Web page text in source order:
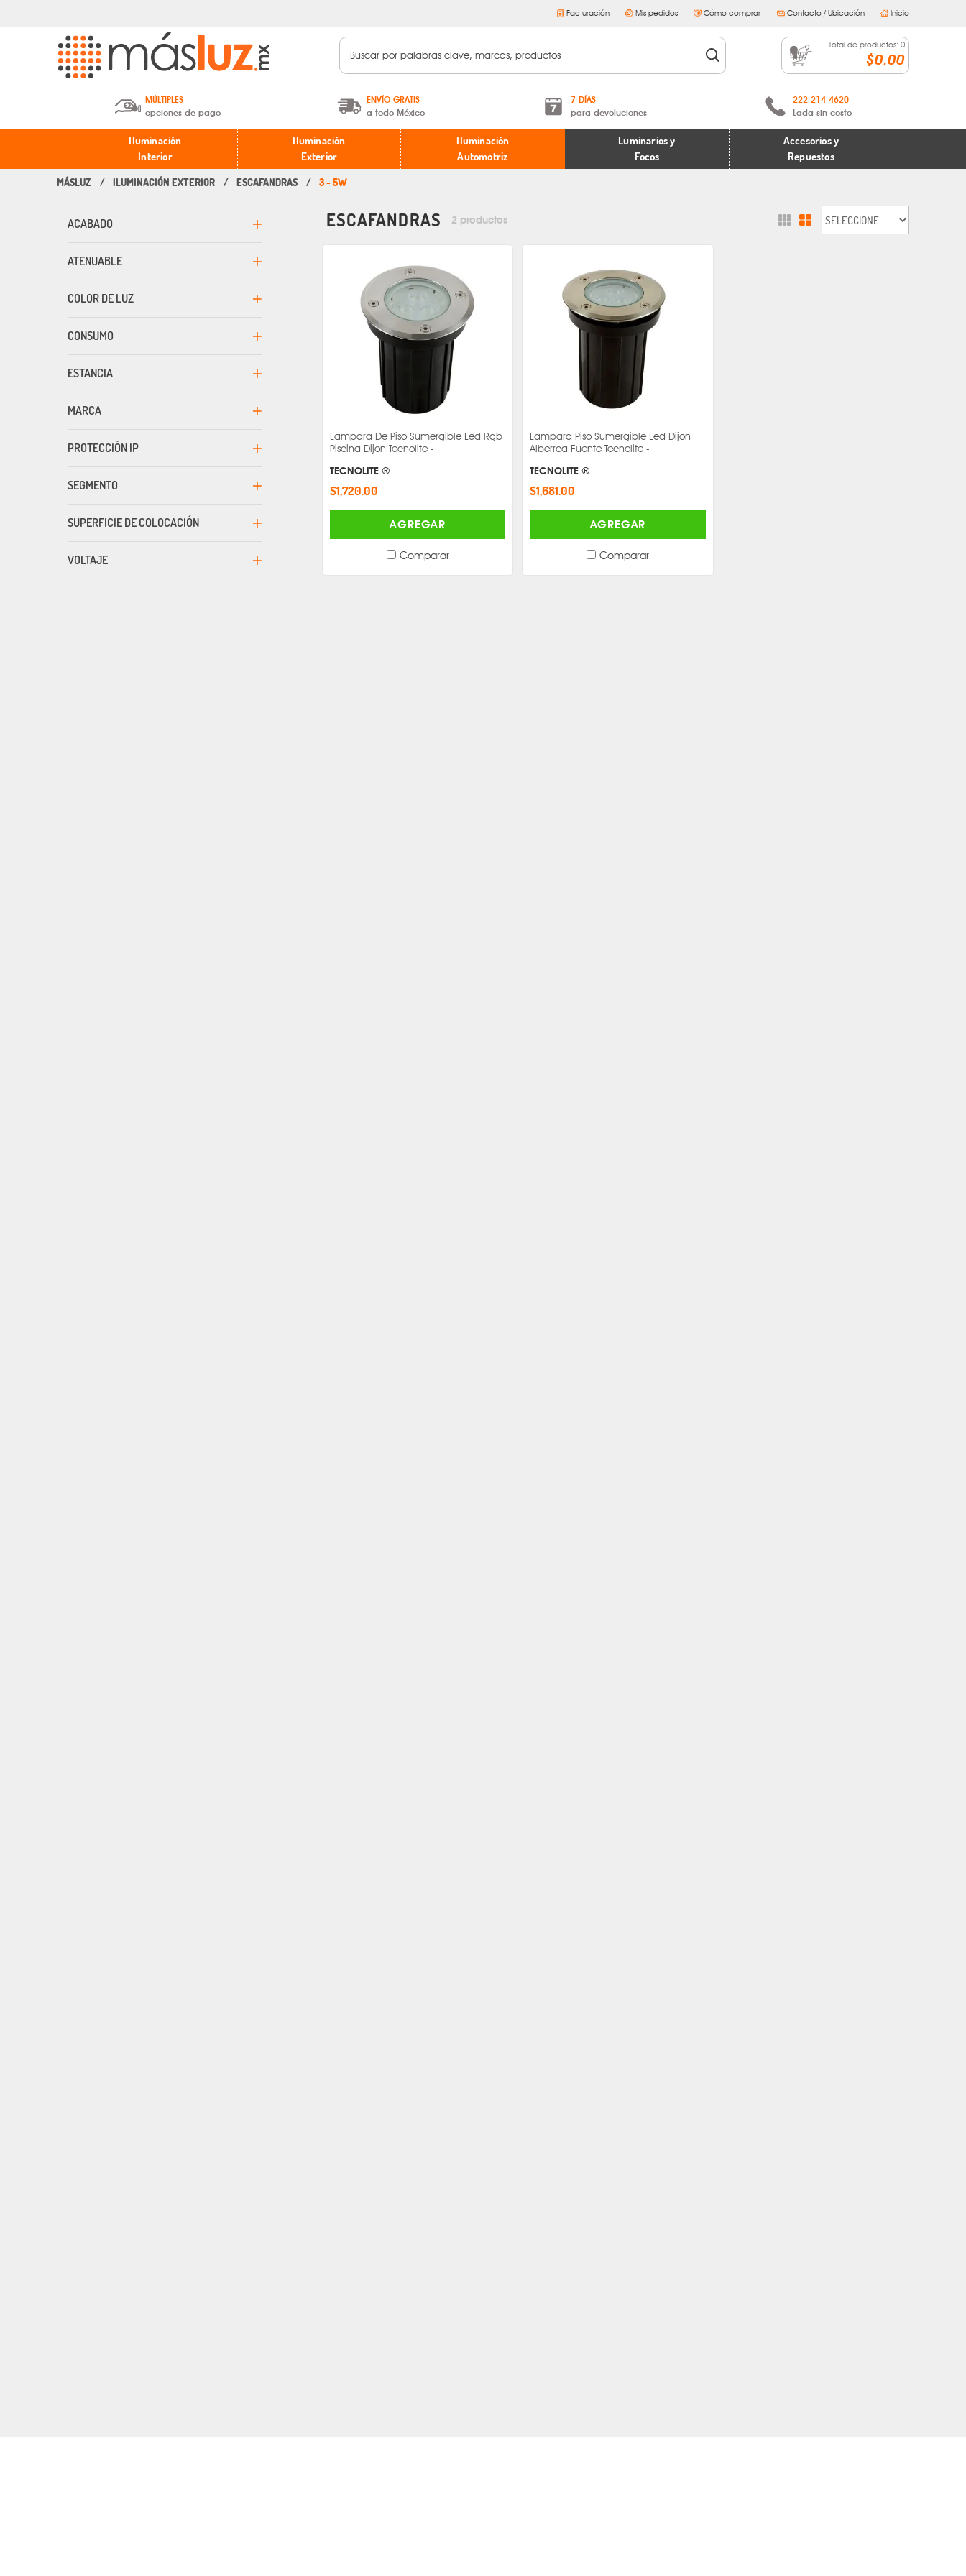
Facturación Mis pedidos Cómo comprar Contacto / Ubicación Inicio
Total de productos: 0
$0.00
MÚLTIPLES
opciones de pago
Depósito en efectivo o Cheque y
Transferencia.
ENVÍO GRATIS
a todo México
A partir de $599 MXN.
* Aplican restricciones
7 DÍAS
para devoluciones
Términos y condiciones
Políticas de devoluciones
222 214 4620
Lada sin costo
Iluminación
Interior
Iluminación
Exterior
Iluminación
Automotriz
Luminarios y
Focos
Accesorios y
Repuestos
ILUMINACIÓN EXTERIOR ESCAFANDRAS 3 - 5W
MARCA
SUPERFICIE DE COLOCACIÓN
ESTANCIA
SEGMENTO
VOLTAJE
COLOR DE LUZ
ACABADO
CONSUMO
ATENUABLE
PROTECCIÓN IP
ESCAFANDRAS 2 productos
Lampara De Piso Sumergible Led Rgb
Piscina Dijon Tecnolite -
TECNOLITE ®
$1,720.00
AGREGAR
Comparar
Lampara Piso Sumergible Led Dijon
Alberrca Fuente Tecnolite -
TECNOLITE ®
$1,681.00
AGREGAR
Comparar